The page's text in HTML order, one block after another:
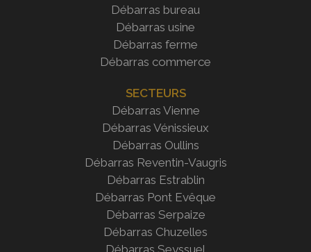
Débarras bureau
Débarras usine
Débarras ferme
Débarras commerce
SECTEURS
Débarras Vienne
Débarras Vénissieux
Débarras Oullins
Débarras Reventin-Vaugris
Débarras Estrablin
Débarras Pont Evêque
Débarras Serpaize
Débarras Chuzelles
Débarras Seyssuel